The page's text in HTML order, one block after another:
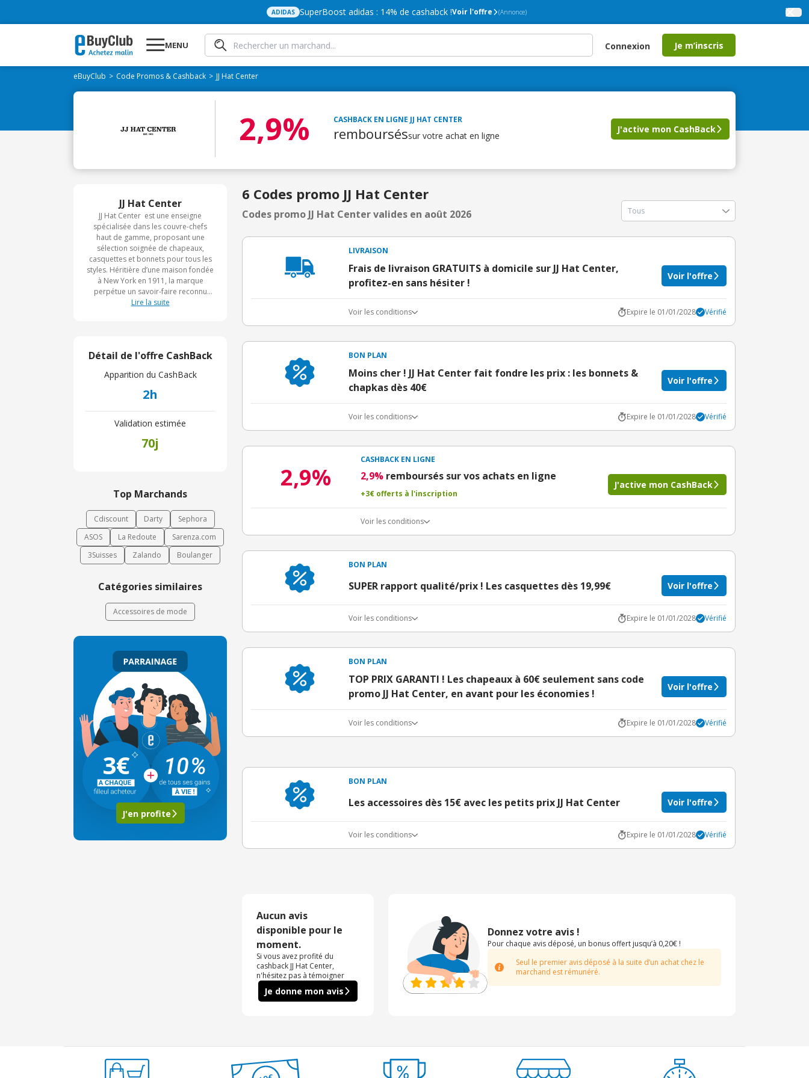
ADIDAS SuperBoost adidas : 14% de cashabck !Voir l'offre (Annonce)
MENU Connexion Je m’inscris
eBuyClub Code Promos & Cashback JJ Hat Center
2,9% CASHBACK EN LIGNE JJ HAT CENTER
rembourséssur votre achat en ligne
J'active mon CashBack
JJ Hat Center
JJ Hat Center est une enseigne
spécialisée dans les couvre-chefs
haut de gamme, proposant une
sélection soignée de chapeaux,
casquettes et bonnets pour tous les
styles. Héritière d’une maison fondée
à New York en 1911, la marque
perpétue un savoir-faire reconnu
alliant tradition et élégance
aider chaque client à trouver le
boutique, JJ Hat Center offre une
expérience complète autour de
l’univers du chapeau, mêlant
expertise, qualité et sens du détail.
Lire la suite
Détail de l'offre CashBack
Apparition du CashBack
2h
Validation estimée
70j
Top Marchands
Cdiscount Darty
Sephora
ASOS
La Redoute
Sarenza.com
3Suisses
Zalando Boulanger
Catégories similaires
Accessoires de mode
3€
J'en profite
6 Codes promo JJ Hat Center
Codes promo JJ Hat Center valides en août 2026
LIVRAISON
Frais de livraison GRATUITS à domicile sur JJ Hat Center,
profitez-en sans hésiter !
Voir l'offre
Voir les conditions Expire le 01/01/2028 Vérifié
BON PLAN
Moins cher ! JJ Hat Center fait fondre les prix : les bonnets &
chapkas dès 40€
Voir l'offre
Voir les conditions Expire le 01/01/2028 Vérifié
2,9%
CASHBACK EN LIGNE
2,9% remboursés sur vos achats en ligne
+3€ offerts à l'inscription
J'active mon CashBack
Voir les conditions
BON PLAN
SUPER rapport qualité/prix ! Les casquettes dès 19,99€ Voir l'offre
Voir les conditions Expire le 01/01/2028 Vérifié
BON PLAN
TOP PRIX GARANTI ! Les chapeaux à 60€ seulement sans code
promo JJ Hat Center, en avant pour les économies !
Voir l'offre
Voir les conditions Expire le 01/01/2028 Vérifié
BON PLAN
Les accessoires dès 15€ avec les petits prix JJ Hat Center Voir l'offre
Voir les conditions Expire le 01/01/2028 Vérifié
Aucun avis
disponible pour le
moment.
Si vous avez profité du
cashback JJ Hat Center,
n'hésitez pas à témoigner
Je donne mon avis
Donnez votre avis !
Pour chaque avis déposé, un bonus offert jusqu’à 0,20€ !
Seul le premier avis déposé à la suite d’un achat chez le
marchand est rémunéré.